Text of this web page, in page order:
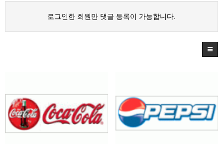
로그인한 회원만 댓글 등록이 가능합니다.